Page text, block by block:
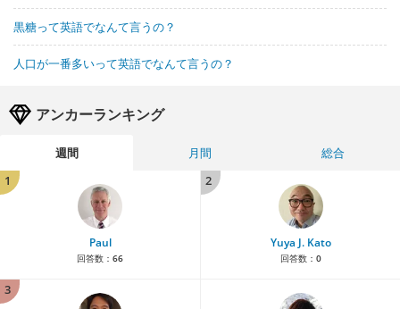
黒糖って英語でなんて言うの？
人口が一番多いって英語でなんて言うの？
アンカーランキング
週間 月間
総合
1
Paul
回答数： 66
2
Yuya J. Kato
回答数： 0
3